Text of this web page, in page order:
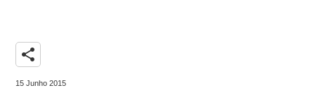
share
15 Junho 2015